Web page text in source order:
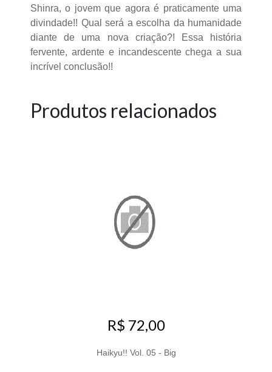
Shinra, o jovem que agora é praticamente uma
divindade!! Qual será a escolha da humanidade
diante de uma nova criação?! Essa história
fervente, ardente e incandescente chega a sua
incrível conclusão!!
Produtos relacionados
R$ 72,00
Haikyu!! Vol. 05 - Big